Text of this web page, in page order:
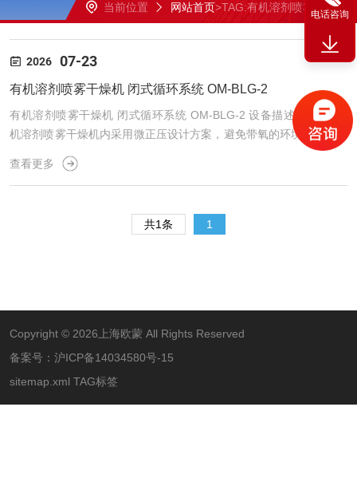
当前位置 网站首页>TAG:有机溶剂喷雾干燥机
2026 07-23
有机溶剂喷雾干燥机 闭式循环系统 OM-BLG-2
有机溶剂喷雾干燥机 闭式循环系统 OM-BLG-2 设备描述：（1）有
机溶剂喷雾干燥机内采用微正压设计方案，避免带氧的环境空气进入
塔内。主机采用**的密封装置使风机在高速运转时保持密封状态。
（2）本系统内采用氮气作为加热循环气体，使系统始终保持在低氧
查看更多
共1条 1
Copyright © 2026上海欧蒙 All Rights Reserved
备案号： 沪ICP备14034580号-15
sitemap.xml TAG标签
电话咨询